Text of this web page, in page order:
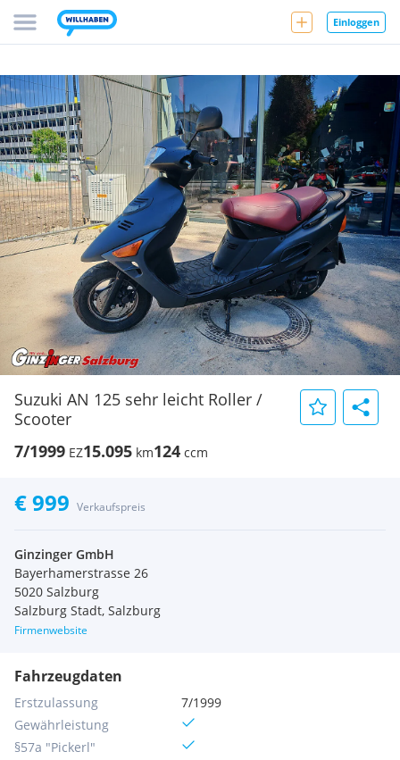
Einloggen
Suzuki AN 125 sehr leicht Roller /
Scooter
7/1999 EZ15.095 km124 ccm
€ 999 Verkaufspreis
Ginzinger GmbH
Bayerhamerstrasse 26
5020 Salzburg
Salzburg Stadt, Salzburg
Firmenwebsite
Fahrzeugdaten
Erstzulassung
7/1999
Gewährleistung
§57a "Pickerl"